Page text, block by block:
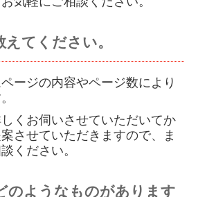
てください。
ージの内容やページ数により
くお伺いさせていただいてか
させていただきますので、ま
ください。
のようなものがあります